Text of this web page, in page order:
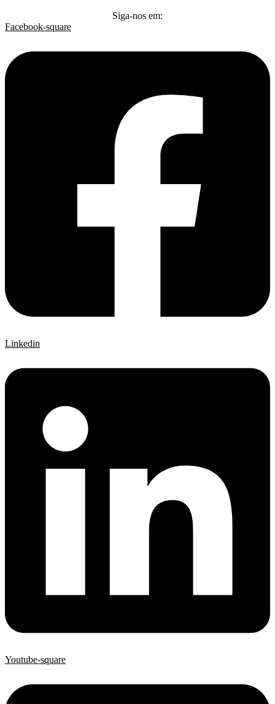
Siga-nos em:
Facebook-square
Linkedin
Youtube-square